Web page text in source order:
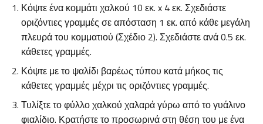
Κόψτε ένα κομμάτι χαλκού 10 εκ. x 4 εκ. Σχεδιάστε
οριζόντιες γραμμές σε απόσταση 1 εκ. από κάθε μεγάλη
πλευρά του κομματιού (Σχέδιο 2). Σχεδιάστε ανά 0.5 εκ.
κάθετες γραμμές.
Κόψτε με το ψαλίδι βαρέως τύπου κατά μήκος τις
κάθετες γραμμές μέχρι τις οριζόντιες γραμμές.
Τυλίξτε το φύλλο χαλκού χαλαρά γύρω από το γυάλινο
φιαλίδιο. Κρατήστε το προσωρινά στη θέση του με ένα